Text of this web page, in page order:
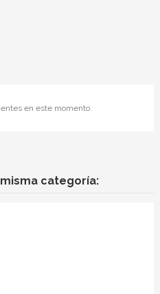
en este momento.
categoría: